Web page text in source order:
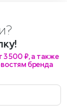
3 500 ₽, а также
бренда